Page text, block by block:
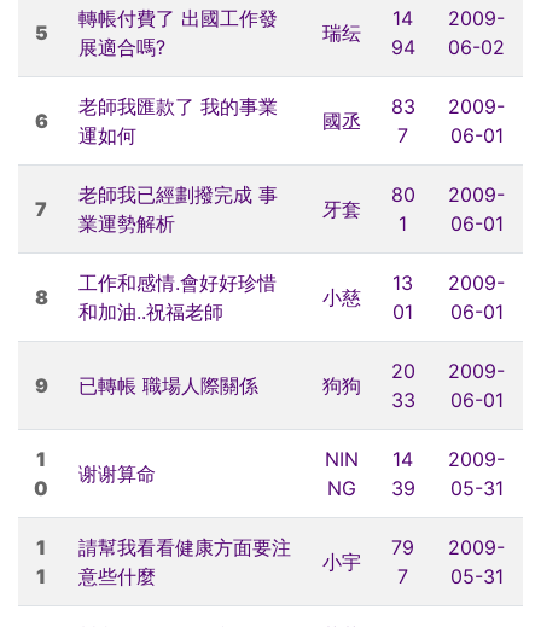
5
轉帳付費了 出國工作發
展適合嗎?
瑞纭
14
94
2009-
06-02
6
老師我匯款了 我的事業
運如何
國丞
83
7
2009-
06-01
7
老師我已經劃撥完成 事
業運勢解析
牙套
80
1
2009-
06-01
8
工作和感情.會好好珍惜
和加油..祝福老師
小慈
13
01
2009-
06-01
9 已轉帳 職場人際關係 狗狗
20
33
2009-
06-01
1
0
谢谢算命
NIN
NG
14
39
2009-
05-31
1
1
請幫我看看健康方面要注
意些什麼
小宇
79
7
2009-
05-31